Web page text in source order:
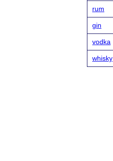
rum
gin
vodka
whisky